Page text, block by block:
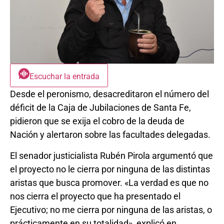
Escuchar la entrada
Desde el peronismo, desacreditaron el número del
déficit de la Caja de Jubilaciones de Santa Fe,
pidieron que se exija el cobro de la deuda de
Nación y alertaron sobre las facultades delegadas.
El senador justicialista Rubén Pirola argumentó que
el proyecto no le cierra por ninguna de las distintas
aristas que busca promover. «La verdad es que no
nos cierra el proyecto que ha presentado el
Ejecutivo; no me cierra por ninguna de las aristas, o